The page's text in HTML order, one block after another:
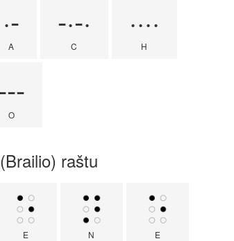
·-
A
-·-·
C
····
H
O
raštu
E N E